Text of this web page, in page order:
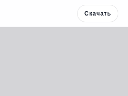
Скачать
Скачать